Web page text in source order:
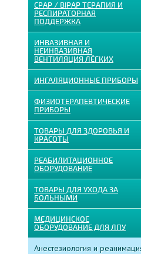
CPAP / BIPAP ТЕРАПИЯ И
РЕСПИРАТОРНАЯ
ПОДДЕРЖКА
ИНВАЗИВНАЯ И
НЕИНВАЗИВНАЯ
ВЕНТИЛЯЦИЯ ЛЁГКИХ
ИНГАЛЯЦИОННЫЕ ПРИБОРЫ
ФИЗИОТЕРАПЕВТИЧЕСКИЕ
ПРИБОРЫ
ТОВАРЫ ДЛЯ ЗДОРОВЬЯ И
КРАСОТЫ
РЕАБИЛИТАЦИОННОЕ
ОБОРУДОВАНИЕ
ТОВАРЫ ДЛЯ УХОДА ЗА
БОЛЬНЫМИ
МЕДИЦИНСКОЕ
ОБОРУДОВАНИЕ ДЛЯ ЛПУ
Анестезиология и